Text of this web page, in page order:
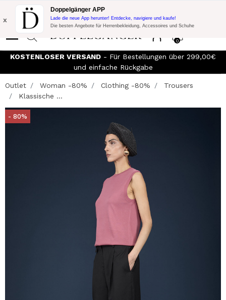
Blitzangebot:
10% Extra-Rabatt auf 300€ Einkauf mit Code:
DOPPEL300
0
x
Doppelgänger APP
Lade die neue App herunter! Entdecke, navigiere und kaufe!
Die besten Angebote für Herrenbekleidung, Accessoires und Schuhe
KOSTENLOSER VERSAND - Für Bestellungen über 299,00€
und einfache Rückgabe
Outlet Woman -80% Clothing -80%
Trousers
Klassische ...
- 80%